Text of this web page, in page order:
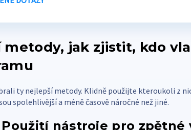
metody, jak zjistit, kdo
ty nejlepší metody. Klidně použijte kteroukoli z
spolehlivější a méně časově náročné než jiné.
Použití nástroje pro zpětné